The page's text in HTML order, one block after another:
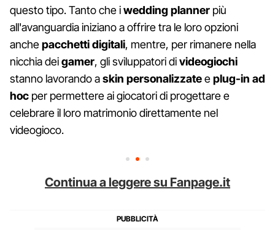
questo tipo. Tanto che iwedding planner più
all'avanguardia iniziano a offrire tra le loro opzioni
anchepacchetti digitali, mentre, per rimanere nella
nicchia deigamer, gli sviluppatori divideogiochi
stanno lavorando askin personalizzateeplug-in ad
hoc per permettere ai giocatori di progettare e
celebrare il loro matrimonio direttamente nel
videogioco.
Continua a leggere su Fanpage.it